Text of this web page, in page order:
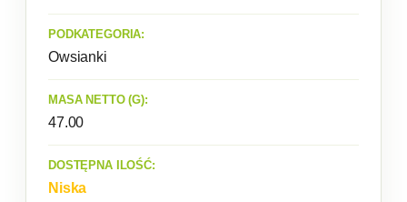
PODKATEGORIA:
Owsianki
MASA NETTO (G):
47.00
DOSTĘPNA ILOŚĆ:
Niska